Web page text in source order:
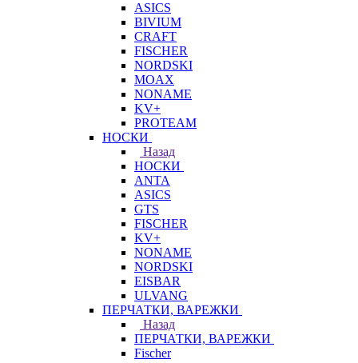
ASICS
BIVIUM
CRAFT
FISCHER
NORDSKI
MOAX
NONAME
KV+
PROTEAM
НОСКИ
Назад
НОСКИ
ANTA
ASICS
GTS
FISCHER
KV+
NONAME
NORDSKI
EISBAR
ULVANG
ПЕРЧАТКИ, ВАРЕЖКИ
Назад
ПЕРЧАТКИ, ВАРЕЖКИ
Fischer